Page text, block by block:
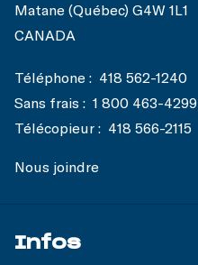
Matane (Québec) G4W 1L1
CANADA
Téléphone : 418 562-1240
Sans frais : 1 800 463-4299
Télécopieur : 418 566-2115
Nous joindre
Infos